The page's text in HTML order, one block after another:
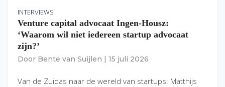
INTERVIEWS
Venture capital advocaat Ingen-Housz:
‘Waarom wil niet iedereen startup advocaat
zijn?’
Door Bente van Suijlen 15 juli 2026
Van de Zuidas naar de wereld van startups: Matthijs